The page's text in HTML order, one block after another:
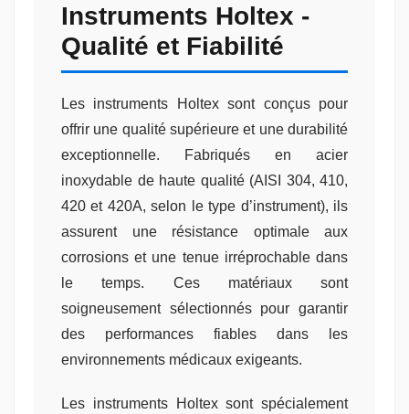
Instruments Holtex -
Qualité et Fiabilité
Les instruments Holtex sont conçus pour
offrir une qualité supérieure et une durabilité
exceptionnelle. Fabriqués en acier
inoxydable de haute qualité (AISI 304, 410,
420 et 420A, selon le type d’instrument), ils
assurent une résistance optimale aux
corrosions et une tenue irréprochable dans
le temps. Ces matériaux sont
soigneusement sélectionnés pour garantir
des performances fiables dans les
environnements médicaux exigeants.
Les instruments Holtex sont spécialement